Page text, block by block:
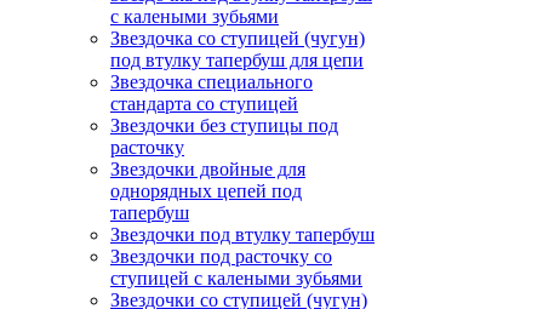
c калеными зубьями
Звездочка со ступицей (чугун)
под втулку тапербуш для цепи
Звездочка специального
стандарта со ступицей
Звездочки без ступицы под
расточку
Звездочки двойные для
однорядных цепей под
тапербуш
Звездочки под втулку тапербуш
Звездочки под расточку со
ступицей с калеными зубьями
Звездочки со ступицей (чугун)